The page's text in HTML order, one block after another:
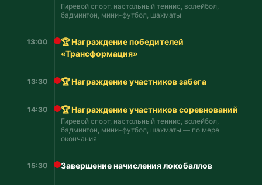
Гиревой спорт, настольный теннис, волейбол,
бадминтон, мини-футбол, шахматы
13:00
🏆 Награждение победителей
«Трансформация»
13:30 🏆 Награждение участников забега
14:30 🏆 Награждение участников соревнований
Гиревой спорт, настольный теннис, волейбол,
бадминтон, мини-футбол, шахматы — по мере
окончания
15:30 Завершение начисления локобаллов